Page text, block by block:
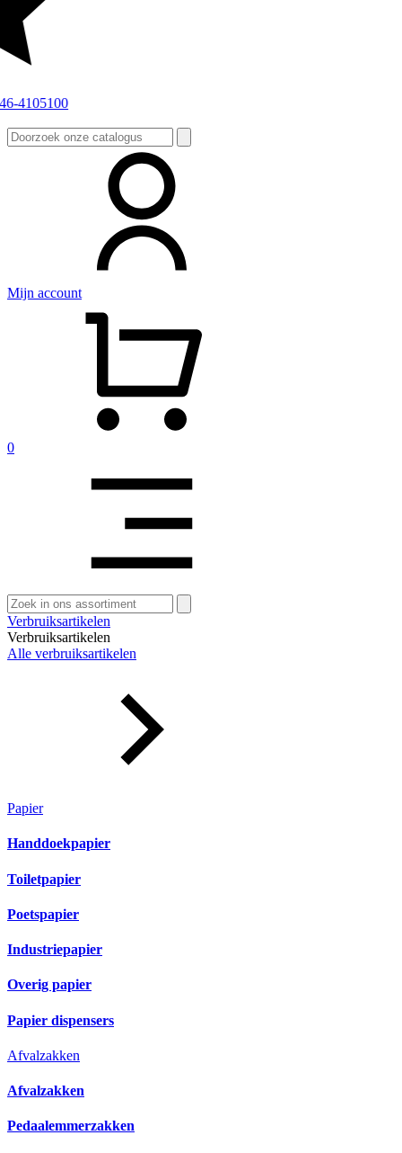
Zoeken
naar:
Mijn account
0
Zoeken
naar:
Verbruiksartikelen
Verbruiksartikelen
Alle verbruiksartikelen
Papier
Handdoekpapier
Toiletpapier
Poetspapier
Industriepapier
Overig papier
Papier dispensers
Afvalzakken
Afvalzakken
Pedaalemmerzakken